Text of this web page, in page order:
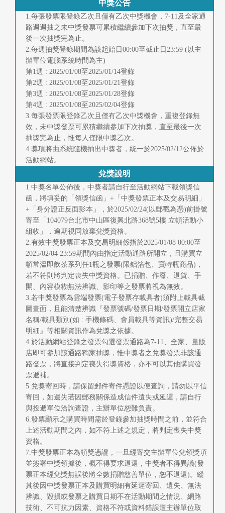
中獎公告
1.每張發票限登錄乙次且僅有乙次中獎機會，7-11及全家通
路週週抽之未中獎發票可累積繼續參加下次抽獎，直至最
後一次抽獎完為止。
2.每週抽獎登錄期間為該起始日00:00至截止日23:59 (以主
辦單位電腦系統時間為主)
第1週 : 2025/01/08至2025/01/14登錄
第2週 : 2025/01/08至2025/01/21登錄
第3週 : 2025/01/08至2025/01/28登錄
第4週 : 2025/01/08至2025/02/04登錄
3.每張發票限登錄乙次且僅有乙次中獎機會，重複登錄無
效，未中獎發票可累積繼續參加下次抽獎，直至最後一次
抽獎完為止，惟每人僅限中獎乙次。
4.獎項將由系統隨機抽出中獎者，統一於2025/02/12公佈於
活動網站。
兌獎說明
1.中獎名單公佈後，中獎者請自行至活動網站下載領獎信
函，將填妥的「領獎信函」+「中獎發票正本及交易明細」
+「身分證正反面影本」，於2025/02/24(以郵戳為憑)前掛號
寄至「104079台北市中山區復興北路368號5樓 立頓活動小
組收」，逾期視同放棄兌獎資格。
2.有效中獎發票正本及交易明細係指於2025/01/08 00:00至
2025/02/04 23:59期間內由指定活動通路所開立，且購買立
頓常溫即飲茶系列任1瓶之發票(限鋁箔包、寶特瓶商品)，
若不符則將判定喪失中獎資格。已捐贈、作廢、退貨、手
開、內容模糊無法辨識、影印等之發票將視為無效。
3.若中獎發票為雲端發票(電子發票存載具者)須附上載具截
圖畫面，且能清楚辨識『發票號碼/發票日期/發票開立店家
名稱/載具類別(如 : 手機條碼、會員載具等資訊)/完整交易
明細』等相關資訊作為兌獎之依據。
4.於活動網站登錄之發票勾選發票通路為7-11、全家、量販
店即可參加該通路獨家抽獎，惟中獎者之兌獎發票非該通
路發票，將直接判定喪失得獎資格，亦不可以其他購買發
票遞補。
5.兌獎寄回時，請保留郵件寄件憑證以便查詢，請勿以平信
寄回，如遺失若因郵務關係造成信件遺失或延遲，請自行
與投遞單位洽詢查證，主辦單位恕難負責。
6.發票顯示之購買時間需於登錄參加抽獎時間之前，並符合
上述活動期間之內，如不符上述之規定，將判定喪失中獎
資格。
7.中獎發票正本為領獎憑證，一旦經寄交主辦單位兌領獎項
並簽署中獎領據後，概不得要求退還，中獎者不得異議(發
票正本經兌獎無誤後將全數捐贈慈善單位，恕不退還)。縱
其後因中獎發票正本及購買明細有延遲寄回、遺失、無法
辨識、毀損或發票之購買日期不在活動期間之情況、網路
技術、不可抗力因素、資格不符或資料錯誤遭主辦單位取